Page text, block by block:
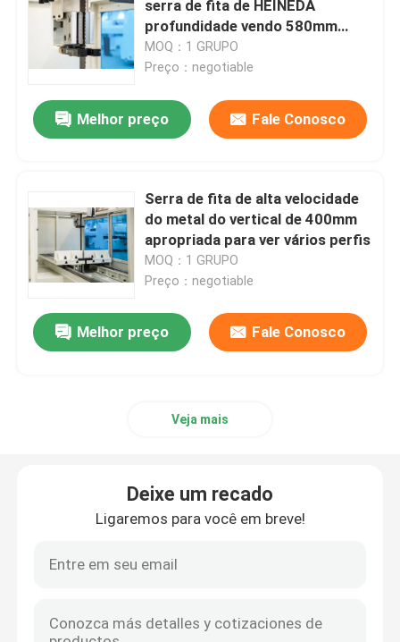
Materiais de consumo da máquina
serra de fita de HEINEDA
profundidade vendo 580mm
VH500 da garganta
MOQ：1 GRUPO
Preço：negotiable
Melhor preço Fale Conosco
Serra de fita de alta velocidade
do metal do vertical de 400mm
apropriada para ver vários perfis
MOQ：1 GRUPO
Preço：negotiable
Melhor preço Fale Conosco
Veja mais
Deixe um recado
Ligaremos para você em breve!